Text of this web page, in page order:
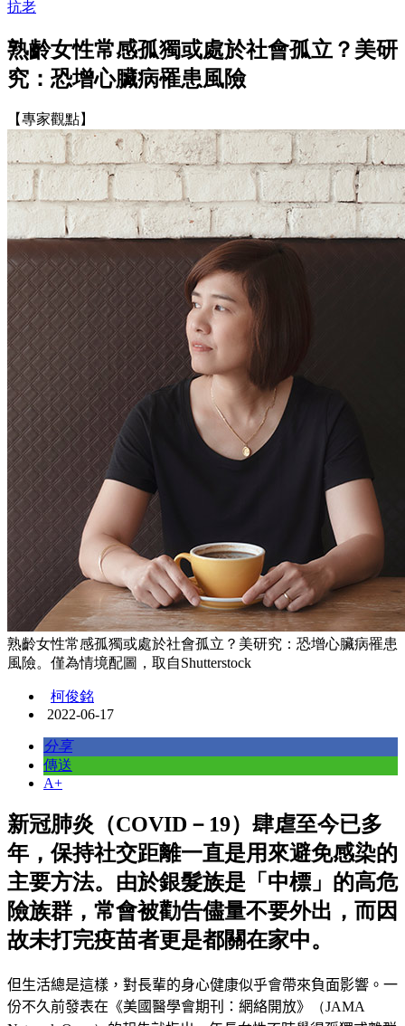
抗老
熟齡女性常感孤獨或處於社會孤立？美研
究：恐增心臟病罹患風險
【專家觀點】
熟齡女性常感孤獨或處於社會孤立？美研究：恐增心臟病罹患
風險。僅為情境配圖，取自Shutterstock
柯俊銘
2022-06-17
分享
傳送
A+
新冠肺炎（COVID－19）肆虐至今已多
年，保持社交距離一直是用來避免感染的
主要方法。由於銀髮族是「中標」的高危
險族群，常會被勸告儘量不要外出，而因
故未打完疫苗者更是都關在家中。
但生活總是這樣，對長輩的身心健康似乎會帶來負面影響。一
份不久前發表在 《美國醫學會期刊：網絡開放》
（JAMA